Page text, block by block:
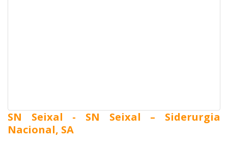
SN Seixal - SN Seixal – Siderurgia
Nacional, SA